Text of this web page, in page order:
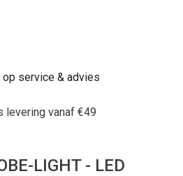
op service & advies
levering vanaf €49
LIGHT - LED